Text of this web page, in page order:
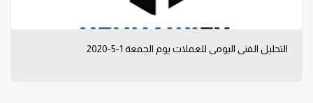
التحليل الفني اليومي للعملات يوم الجمعة 1-5-2020